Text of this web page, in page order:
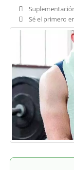
Sé el primero